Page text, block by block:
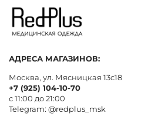
АДРЕСА МАГАЗИНОВ:
Москва, ул. Мясницкая 13с18
+7 (925) 104-10-70
с 11:00 до 21:00
Telegram: @redplus_msk